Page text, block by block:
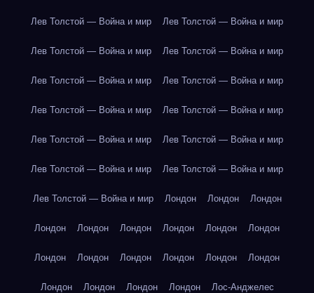
Лев Толстой — Война и мир Лев Толстой — Война и мир
Лев Толстой — Война и мир Лев Толстой — Война и мир
Лев Толстой — Война и мир Лев Толстой — Война и мир
Лев Толстой — Война и мир Лев Толстой — Война и мир
Лев Толстой — Война и мир Лев Толстой — Война и мир
Лев Толстой — Война и мир Лев Толстой — Война и мир
Лев Толстой — Война и мир Лондон Лондон Лондон
Лондон Лондон Лондон Лондон Лондон Лондон
Лондон Лондон Лондон Лондон Лондон Лондон
Лондон Лондон Лондон Лондон Лос-Анджелес